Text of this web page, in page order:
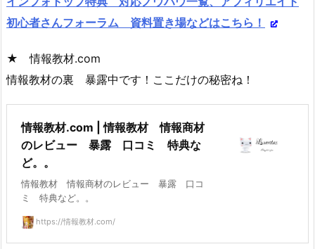
初心者さんフォーラム 資料置き場などはこちら！
★ 情報教材.com
情報教材の裏 暴露中です！ここだけの秘密ね！
情報教材.com | 情報教材 情報商材
のレビュー 暴露 口コミ 特典な
ど。。
情報教材 情報商材のレビュー 暴露 口コ
ミ 特典など。。
https://情報教材.com/